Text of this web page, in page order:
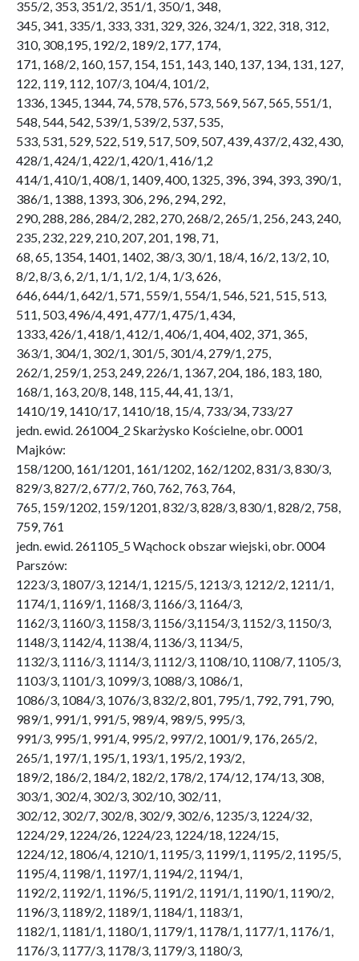
355/2, 353, 351/2, 351/1, 350/1, 348,
345, 341, 335/1, 333, 331, 329, 326, 324/1, 322, 318, 312,
310, 308,195, 192/2, 189/2, 177, 174,
171, 168/2, 160, 157, 154, 151, 143, 140, 137, 134, 131, 127,
122, 119, 112, 107/3, 104/4, 101/2,
1336, 1345, 1344, 74, 578, 576, 573, 569, 567, 565, 551/1,
548, 544, 542, 539/1, 539/2, 537, 535,
533, 531, 529, 522, 519, 517, 509, 507, 439, 437/2, 432, 430,
428/1, 424/1, 422/1, 420/1, 416/1,2
414/1, 410/1, 408/1, 1409, 400, 1325, 396, 394, 393, 390/1,
386/1, 1388, 1393, 306, 296, 294, 292,
290, 288, 286, 284/2, 282, 270, 268/2, 265/1, 256, 243, 240,
235, 232, 229, 210, 207, 201, 198, 71,
68, 65, 1354, 1401, 1402, 38/3, 30/1, 18/4, 16/2, 13/2, 10,
8/2, 8/3, 6, 2/1, 1/1, 1/2, 1/4, 1/3, 626,
646, 644/1, 642/1, 571, 559/1, 554/1, 546, 521, 515, 513,
511, 503, 496/4, 491, 477/1, 475/1, 434,
1333, 426/1, 418/1, 412/1, 406/1, 404, 402, 371, 365,
363/1, 304/1, 302/1, 301/5, 301/4, 279/1, 275,
262/1, 259/1, 253, 249, 226/1, 1367, 204, 186, 183, 180,
168/1, 163, 20/8, 148, 115, 44, 41, 13/1,
1410/19, 1410/17, 1410/18, 15/4, 733/34, 733/27
jedn. ewid. 261004_2 Skarżysko Kościelne, obr. 0001
Majków:
158/1200, 161/1201, 161/1202, 162/1202, 831/3, 830/3,
829/3, 827/2, 677/2, 760, 762, 763, 764,
765, 159/1202, 159/1201, 832/3, 828/3, 830/1, 828/2, 758,
759, 761
jedn. ewid. 261105_5 Wąchock obszar wiejski, obr. 0004
Parszów:
1223/3, 1807/3, 1214/1, 1215/5, 1213/3, 1212/2, 1211/1,
1174/1, 1169/1, 1168/3, 1166/3, 1164/3,
1162/3, 1160/3, 1158/3, 1156/3,1154/3, 1152/3, 1150/3,
1148/3, 1142/4, 1138/4, 1136/3, 1134/5,
1132/3, 1116/3, 1114/3, 1112/3, 1108/10, 1108/7, 1105/3,
1103/3, 1101/3, 1099/3, 1088/3, 1086/1,
1086/3, 1084/3, 1076/3, 832/2, 801, 795/1, 792, 791, 790,
989/1, 991/1, 991/5, 989/4, 989/5, 995/3,
991/3, 995/1, 991/4, 995/2, 997/2, 1001/9, 176, 265/2,
265/1, 197/1, 195/1, 193/1, 195/2, 193/2,
189/2, 186/2, 184/2, 182/2, 178/2, 174/12, 174/13, 308,
303/1, 302/4, 302/3, 302/10, 302/11,
302/12, 302/7, 302/8, 302/9, 302/6, 1235/3, 1224/32,
1224/29, 1224/26, 1224/23, 1224/18, 1224/15,
1224/12, 1806/4, 1210/1, 1195/3, 1199/1, 1195/2, 1195/5,
1195/4, 1198/1, 1197/1, 1194/2, 1194/1,
1192/2, 1192/1, 1196/5, 1191/2, 1191/1, 1190/1, 1190/2,
1196/3, 1189/2, 1189/1, 1184/1, 1183/1,
1182/1, 1181/1, 1180/1, 1179/1, 1178/1, 1177/1, 1176/1,
1176/3, 1177/3, 1178/3, 1179/3, 1180/3,